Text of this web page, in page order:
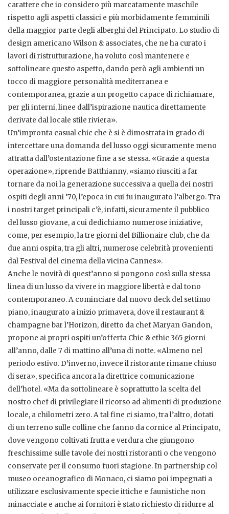
carattere che io considero più marcatamente maschile
rispetto agli aspetti classici e più morbidamente femminili
della maggior parte degli alberghi del Principato. Lo studio di
design americano Wilson & associates, che ne ha curato i
lavori di ristrutturazione, ha voluto così mantenere e
sottolineare questo aspetto, dando però agli ambienti un
tocco di maggiore personalità mediterranea e
contemporanea, grazie a un progetto capace di richiamare,
per gli interni, linee dall’ispirazione nautica direttamente
derivate dal locale stile riviera».
Un’impronta casual chic che è si è dimostrata in grado di
intercettare una domanda del lusso oggi sicuramente meno
attratta dall’ostentazione fine a se stessa. «Grazie a questa
operazione», riprende Batthianny, «siamo riusciti a far
tornare da noi la generazione successiva a quella dei nostri
ospiti degli anni ’70, l’epoca in cui fu inaugurato l’albergo. Tra
i nostri target principali c’è, infatti, sicuramente il pubblico
del lusso giovane, a cui dedichiamo numerose iniziative,
come, per esempio, la tre giorni del Billionaire club, che da
due anni ospita, tra gli altri, numerose celebrità provenienti
dal Festival del cinema della vicina Cannes».
Anche le novità di quest’anno si pongono così sulla stessa
linea di un lusso da vivere in maggiore libertà e dal tono
contemporaneo. A cominciare dal nuovo deck del settimo
piano, inaugurato a inizio primavera, dove il restaurant &
champagne bar l’Horizon, diretto da chef Maryan Gandon,
propone ai propri ospiti un’offerta Chic & ethic 365 giorni
all’anno, dalle 7 di mattino all’una di notte. «Almeno nel
periodo estivo. D’inverno, invece il ristorante rimane chiuso
di sera», specifica ancora la direttrice comunicazione
dell’hotel. «Ma da sottolineare è soprattutto la scelta del
nostro chef di privilegiare il ricorso ad alimenti di produzione
locale, a chilometri zero. A tal fine ci siamo, tra l’altro, dotati
di un terreno sulle colline che fanno da cornice al Principato,
dove vengono coltivati frutta e verdura che giungono
freschissime sulle tavole dei nostri ristoranti o che vengono
conservate per il consumo fuori stagione. In partnership col
museo oceanografico di Monaco, ci siamo poi impegnati a
utilizzare esclusivamente specie ittiche e faunistiche non
minacciate e anche ai fornitori è stato richiesto di ridurre al